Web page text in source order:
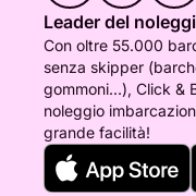
Leader del
Con oltre 55.000
senza skipper
gommoni...), Click &
noleggio
grande facilità!